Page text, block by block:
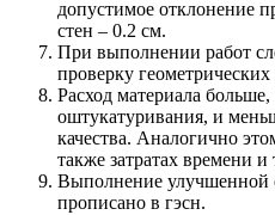
допустимое отклонение
стен – 0.2 см.
При выполнении работ
проверку
Расход материала
оштукатуривания, и
качества. Аналогично
также затратах времени и
Выполнение улучшенной
прописано в гэсн.